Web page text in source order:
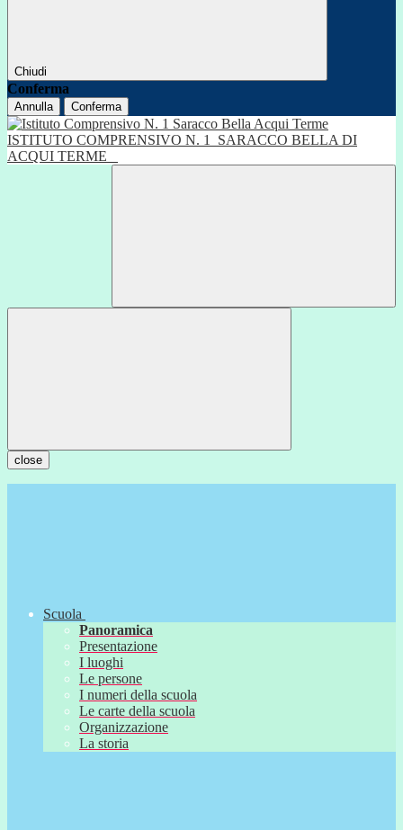
Chiudi
Conferma
Annulla Conferma
ISTITUTO COMPRENSIVO N. 1
SARACCO BELLA DI
ACQUI TERME
close
Scuola
Panoramica
Presentazione
I luoghi
Le persone
I numeri della scuola
Le carte della scuola
Organizzazione
La storia